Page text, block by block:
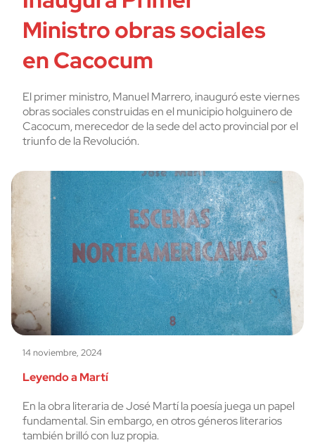
Ministro obras sociales
en Cacocum
El primer ministro, Manuel Marrero, inauguró este viernes
obras sociales construidas en el municipio holguinero de
Cacocum, merecedor de la sede del acto provincial por el
triunfo de la Revolución.
14 noviembre, 2024
Leyendo a Martí
En la obra literaria de José Martí la poesía juega un papel
fundamental. Sin embargo, en otros géneros literarios
también brilló con luz propia.